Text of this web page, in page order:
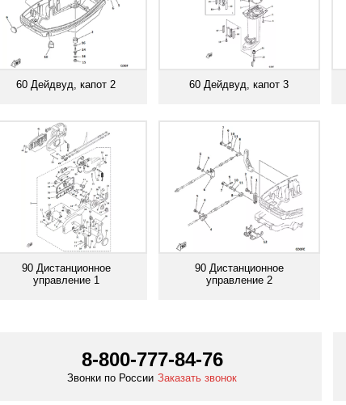
60 Дейдвуд, капот 2 60 Дейдвуд, капот 3
90 Дистанционное
управление 1
90 Дистанционное
управление 2
8-800-777-84-76
Звонки по России Заказать звонок